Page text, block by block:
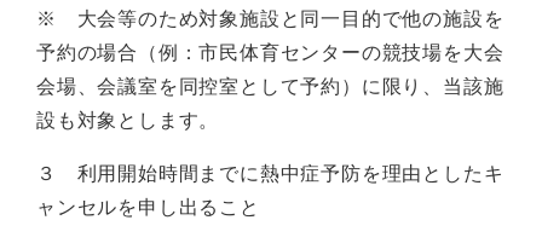
※ 大会等のため対象施設と同一目的で他の施設を
予約の場合（例：市民体育センターの競技場を大会
会場、会議室を同控室として予約）に限り、当該施
設も対象とします。
３ 利用開始時間までに熱中症予防を理由としたキ
ャンセルを申し出ること